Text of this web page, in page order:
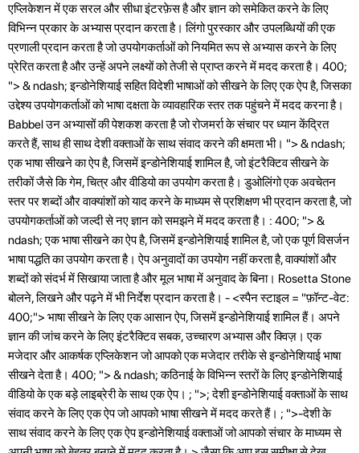
एप्लिकेशन में एक सरल और सीधा इंटरफ़ेस है और ज्ञान को समेकित करने के लिए
विभिन्न प्रकार के अभ्यास प्रदान करता है। लिंगो पुरस्कार और उपलब्धियों की एक
प्रणाली प्रदान करता है जो उपयोगकर्ताओं को नियमित रूप से अभ्यास करने के लिए
प्रेरित करता है और उन्हें अपने लक्ष्यों को तेजी से प्राप्त करने में मदद करता है। 400;
"> & ndash; इन्डोनेशियाई सहित विदेशी भाषाओं को सीखने के लिए एक ऐप है, जिसका
उद्देश्य उपयोगकर्ताओं को भाषा दक्षता के व्यावहारिक स्तर तक पहुंचने में मदद करना है।
Babbel उन अभ्यासों की पेशकश करता है जो रोजमर्रा के संचार पर ध्यान केंद्रित
करते हैं, साथ ही साथ देशी वक्ताओं के साथ संवाद करने की क्षमता भी। "> & ndash;
एक भाषा सीखने का ऐप है, जिसमें इन्डोनेशियाई शामिल है, जो इंटरैक्टिव सीखने के
तरीकों जैसे कि गेम, चित्र और वीडियो का उपयोग करता है। डुओलिंगो एक अवचेतन
स्तर पर शब्दों और वाक्यांशों को याद करने के माध्यम से प्रशिक्षण भी प्रदान करता है, जो
उपयोगकर्ताओं को जल्दी से नए ज्ञान को समझने में मदद करता है। : 400; "> &
ndash; एक भाषा सीखने का ऐप है, जिसमें इन्डोनेशियाई शामिल है, जो एक पूर्ण विसर्जन
भाषा पद्धति का उपयोग करता है। ऐप अनुवादों का उपयोग नहीं करता है, वाक्यांशों और
शब्दों को संदर्भ में सिखाया जाता है और मूल भाषा में अनुवाद के बिना। Rosetta Stone
बोलने, लिखने और पढ़ने में भी निर्देश प्रदान करता है। - <स्पैन स्टाइल = "फ़ॉन्ट-वेट:
400;"> भाषा सीखने के लिए एक आसान ऐप, जिसमें इन्डोनेशियाई शामिल हैं। अपने
ज्ञान की जांच करने के लिए इंटरैक्टिव सबक, उच्चारण अभ्यास और क्विज़। एक
मजेदार और आकर्षक एप्लिकेशन जो आपको एक मजेदार तरीके से इन्डोनेशियाई भाषा
सीखने देता है। 400; "> & ndash; कठिनाई के विभिन्न स्तरों के लिए इन्डोनेशियाई
वीडियो के एक बड़े लाइब्रेरी के साथ एक ऐप। ; ">; देशी इन्डोनेशियाई वक्ताओं के साथ
संवाद करने के लिए एक ऐप जो आपको भाषा सीखने में मदद करते हैं। ; ">-देशी के
साथ संवाद करने के लिए एक ऐप इन्डोनेशियाई वक्ताओं जो आपको संचार के माध्यम से